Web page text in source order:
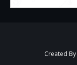
Created By